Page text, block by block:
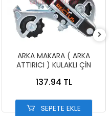
ARKA MAKARA ( ARKA
ATTIRICI ) KULAKLI ÇİN
137.94 TL
SEPETE EKLE